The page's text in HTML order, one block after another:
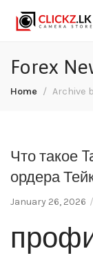
Forex
Home Archive
Что такое
ордера
January 26, 2026